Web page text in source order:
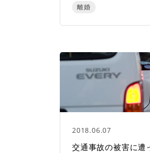
離婚
2018.06.07
交通事故の被害に遭